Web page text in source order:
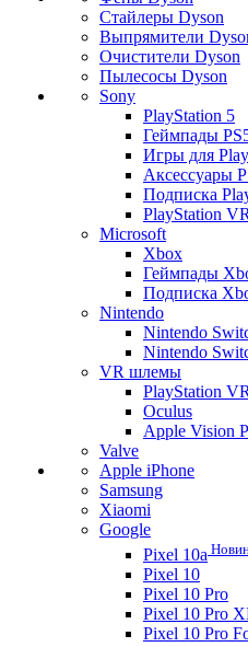
Стайлеры Dyson
Выпрямители
Очистители Dyson
Пылесосы Dyson
Sony
PlayStation 5
Геймпады
Игры для
Аксессуары
Подписка
PlayStation VR
Microsoft
Xbox
Геймпады
Подписка
Nintendo
Nintendo
Nintendo
VR шлемы
PlayStation VR
Oculus
Apple Vision
Valve
Apple iPhone
Samsung
Xiaomi
Google
Pixel 10a
Pixel 10
Pixel 10 Pro
Pixel 10 Pro
Pixel 10 Pro